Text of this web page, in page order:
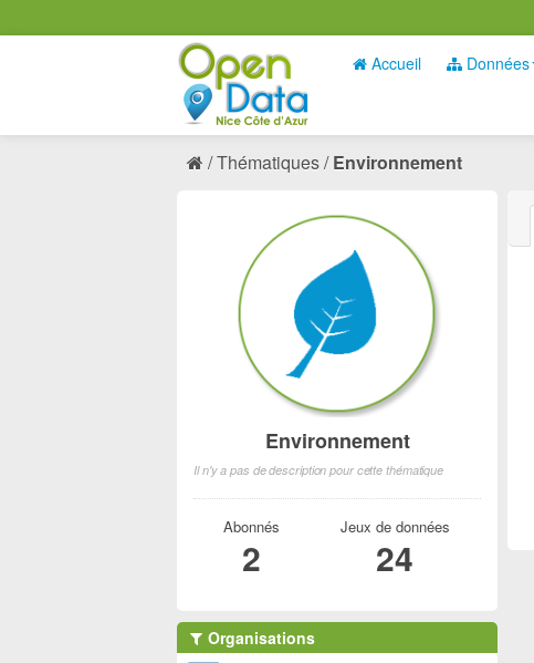
Accueil Données
Thématiques Environnement
Environnement
Il n'y a pas de description pour cette thématique
Abonnés
2
Jeux de données
24
Organisations